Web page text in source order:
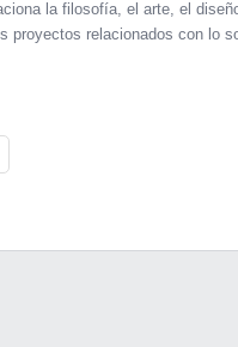
la filosofía, el arte, el
proyectos relacionados con lo